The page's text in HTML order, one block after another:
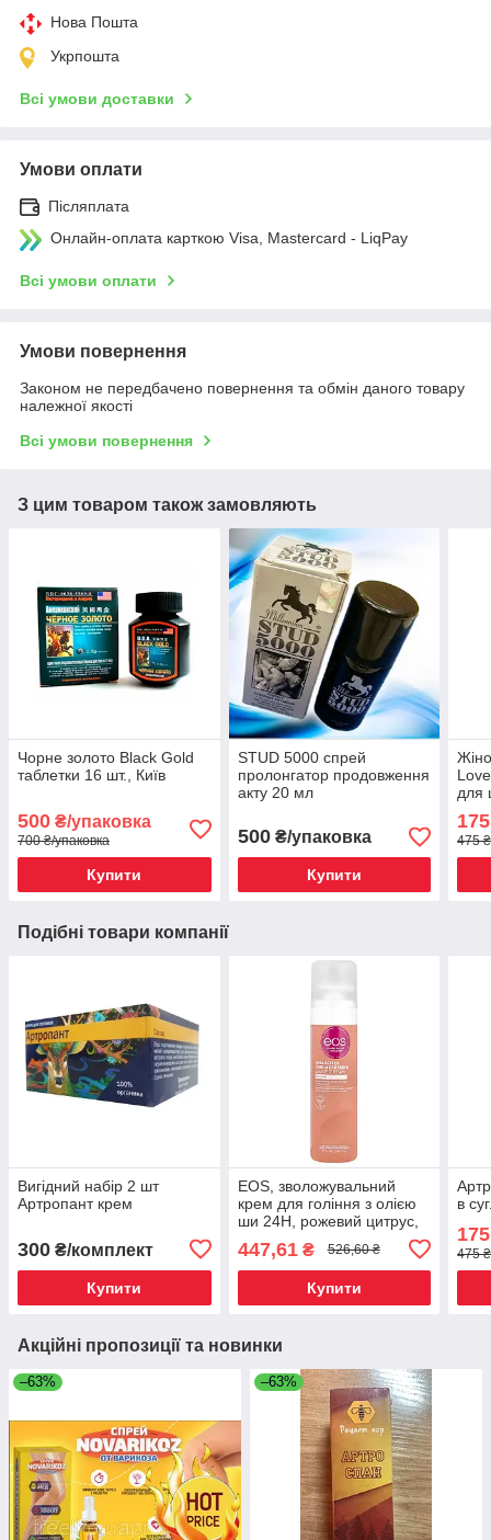
Нова Пошта
Укрпошта
Всі умови доставки
Умови оплати
Післяплата
Онлайн-оплата карткою Visa, Mastercard - LiqPay
Всі умови оплати
Умови повернення
Законом не передбачено повернення та обмін даного товару
належної якості
Всі умови повернення
З цим товаром також замовляють
Чорне золото Black Gold
таблетки 16 шт., Київ
500 ₴/упаковка
700 ₴/упаковка
Купити
STUD 5000 спрей
пролонгатор продовження
акту 20 мл
500₴/упаковка
Купити
для
175
475
Подібні товари компанії
Вигідний набір 2 шт
Артропант крем
300 ₴/комплект
Купити
EOS, зволожувальний
крем для гоління з олією
ши 24H, рожевий цитрус,
Киев
447,61₴ 526,60 ₴
Купити
в
175
475
Акційні пропозиції та новинки
–63% –63%